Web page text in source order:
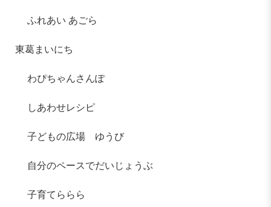
ふれあい あごら
東葛まいにち
わぴちゃんさんぽ
しあわせレシピ
子どもの広場 ゆうび
自分のペースでだいじょうぶ
子育てららら